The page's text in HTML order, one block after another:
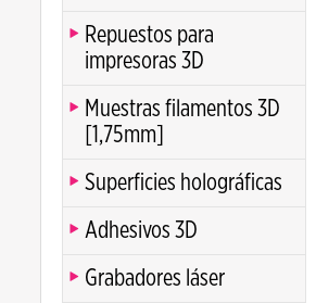
Repuestos para
impresoras 3D
Muestras filamentos 3D
[1,75mm]
Superficies holográficas
Adhesivos 3D
Grabadores láser